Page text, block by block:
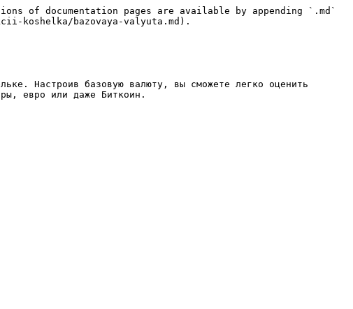
of documentation pages are available by appending `.md`
koshelka/bazovaya-valyuta.md).
Настроив базовую валюту, вы сможете легко оценить
евро или даже Биткоин.